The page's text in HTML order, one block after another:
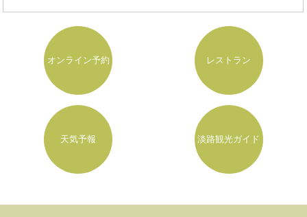
オンライン予約 レストラン
天気予報 淡路観光ガイド